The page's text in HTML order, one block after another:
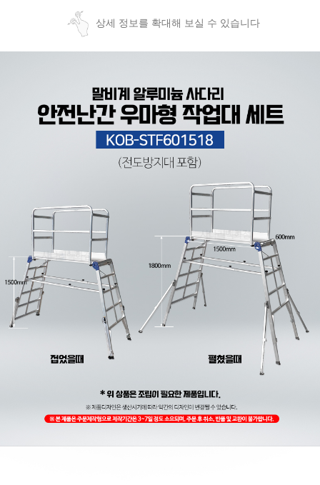
상세 정보를 확대해 보실 수 있습니다